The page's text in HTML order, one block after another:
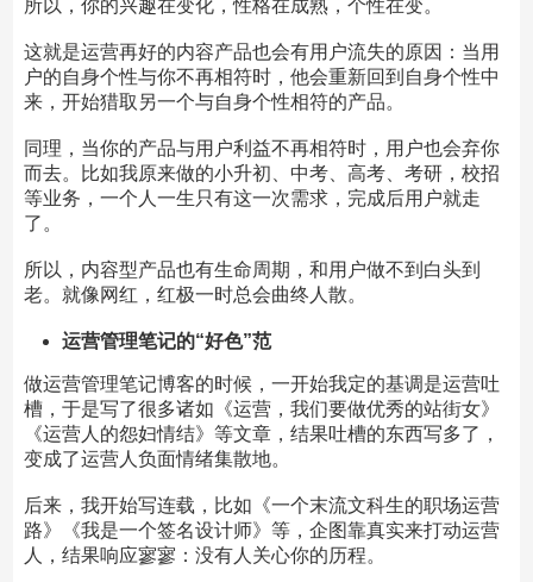
所以，你的兴趣在变化，性格在成熟，个性在变。
这就是运营再好的内容产品也会有用户流失的原因：当用
户的自身个性与你不再相符时，他会重新回到自身个性中
来，开始猎取另一个与自身个性相符的产品。
同理，当你的产品与用户利益不再相符时，用户也会弃你
而去。比如我原来做的小升初、中考、高考、考研，校招
等业务，一个人一生只有这一次需求，完成后用户就走
了。
所以，内容型产品也有生命周期，和用户做不到白头到
老。就像网红，红极一时总会曲终人散。
运营管理笔记的“好色”范
做运营管理笔记博客的时候，一开始我定的基调是运营吐
槽，于是写了很多诸如《运营，我们要做优秀的站街女》
《运营人的怨妇情结》等文章，结果吐槽的东西写多了，
变成了运营人负面情绪集散地。
后来，我开始写连载，比如《一个末流文科生的职场运营
路》《我是一个签名设计师》等，企图靠真实来打动运营
人，结果响应寥寥：没有人关心你的历程。